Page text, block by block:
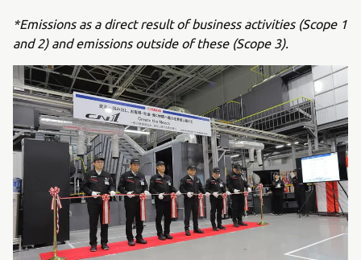
*Emissions as a direct result of business activities (Scope 1
and 2) and emissions outside of these (Scope 3).